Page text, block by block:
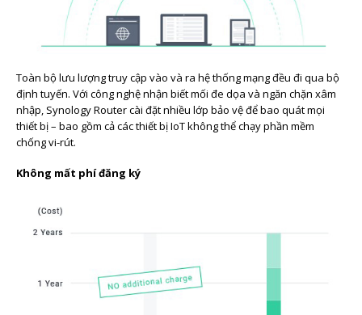
Toàn bộ lưu lượng truy cập vào và ra hệ thống mạng đều đi qua bộ
định tuyến. Với công nghệ nhận biết mối đe dọa và ngăn chặn xâm
nhập, Synology Router cài đặt nhiều lớp bảo vệ để bao quát mọi
thiết bị – bao gồm cả các thiết bị IoT không thể chạy phần mềm
chống vi-rút.
Không mất phí đăng ký